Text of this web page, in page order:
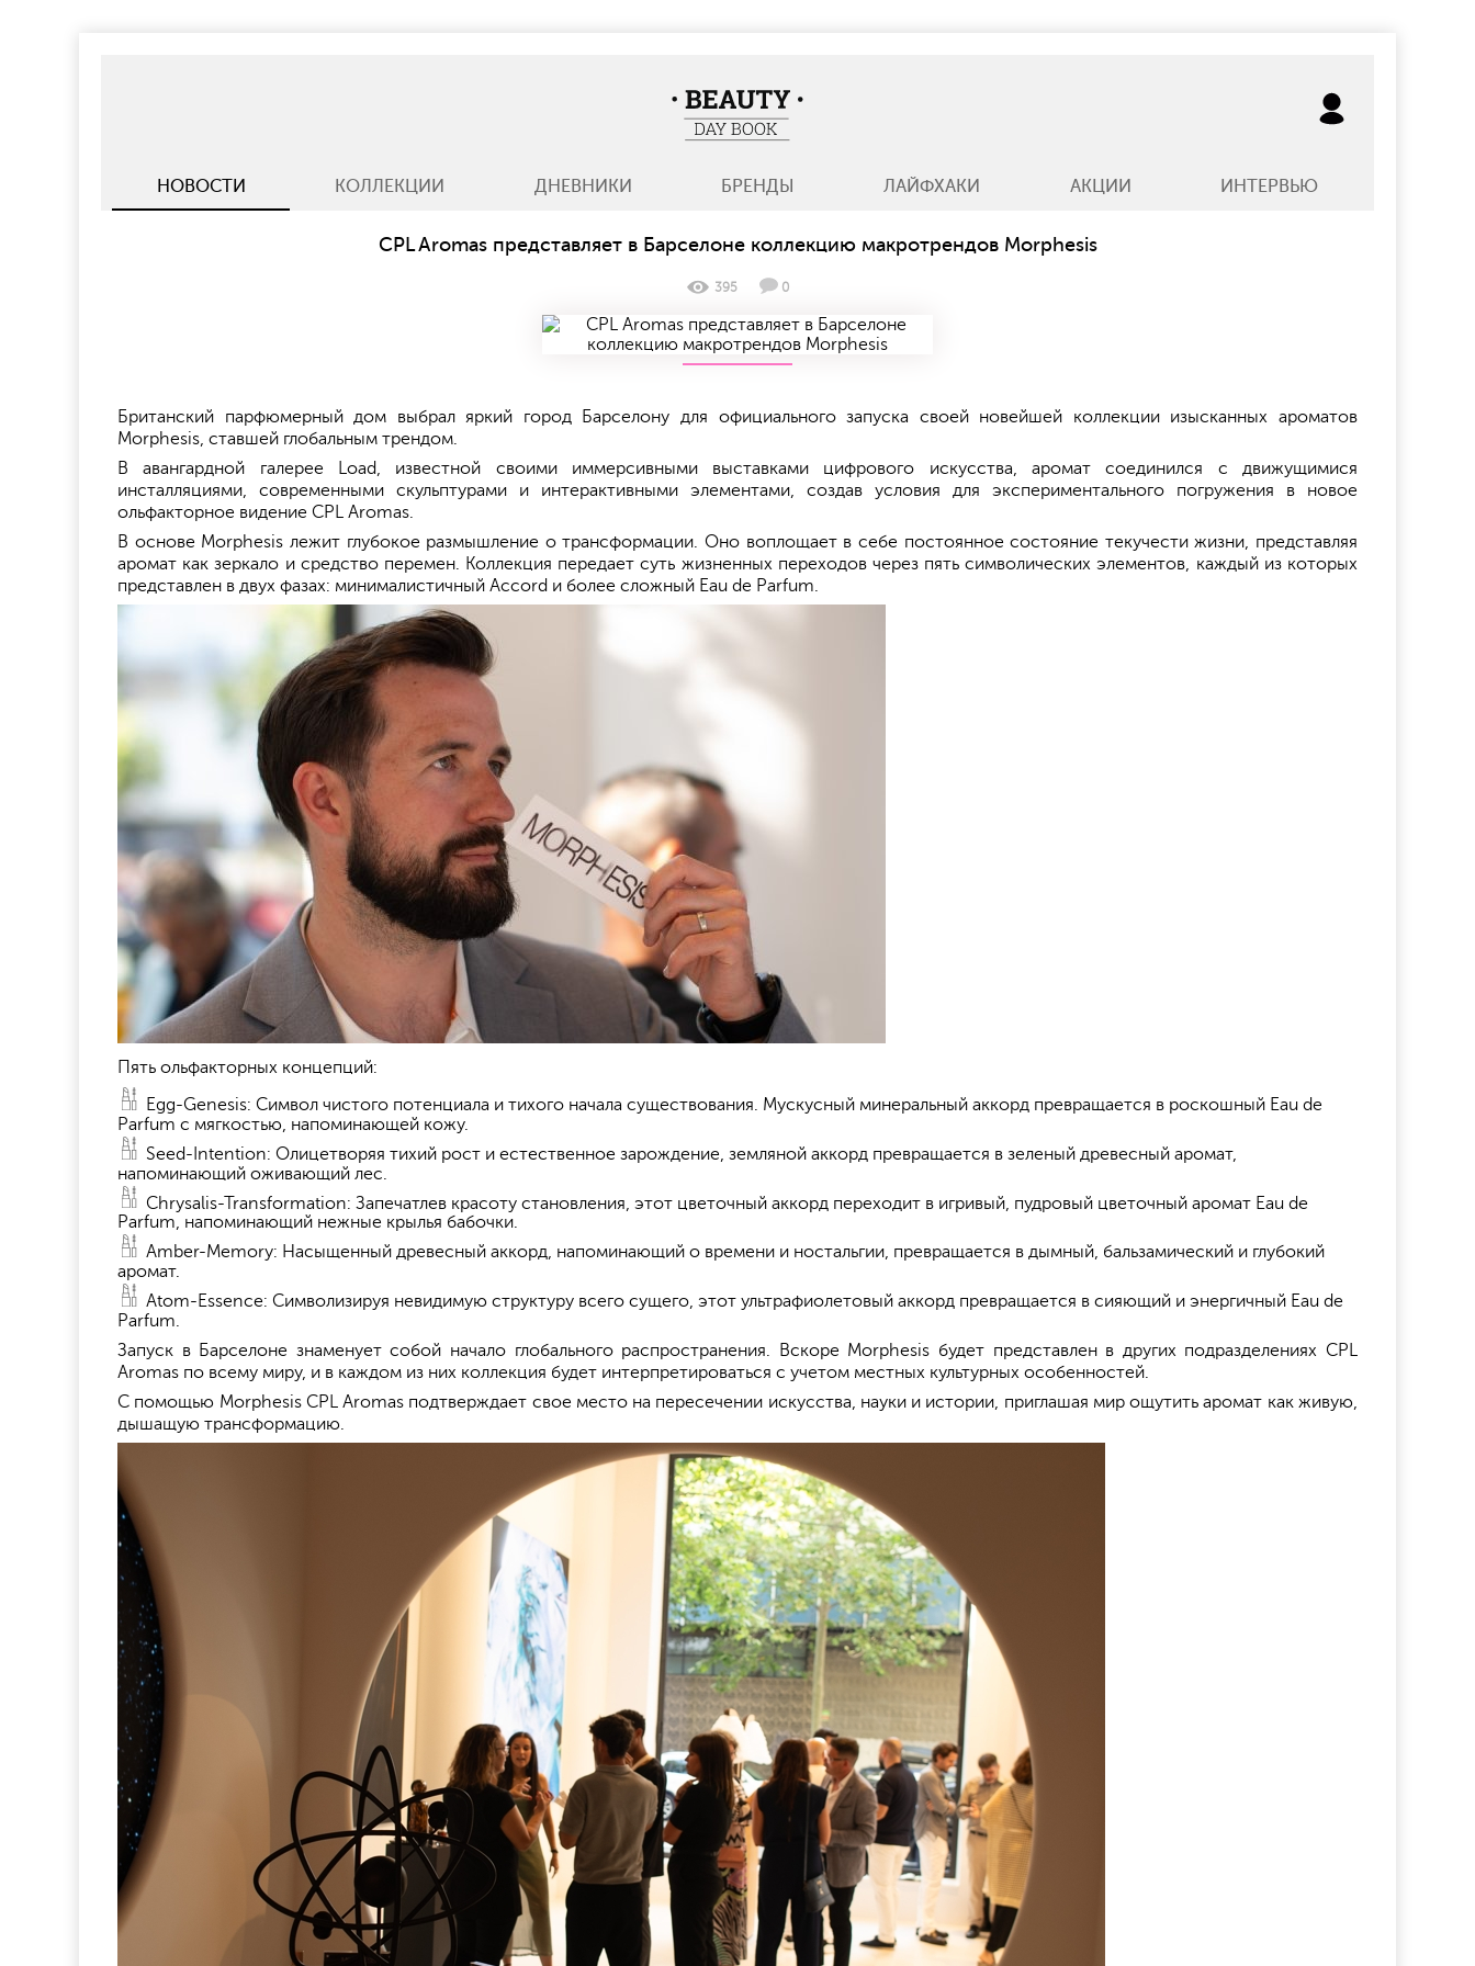
НОВОСТИ КОЛЛЕКЦИИ ДНЕВНИКИ БРЕНДЫ ЛАЙФХАКИ АКЦИИ ИНТЕРВЬЮ
BeautyDayBook
CPL Aromas представляет в Барселоне коллекцию макротрендов Morphesis
395 0
Британский парфюмерный дом выбрал яркий город Барселону для официального запуска своей новейшей коллекции изысканных ароматов
Morphesis, ставшей глобальным трендом.
В авангардной галерее Load, известной своими иммерсивными выставками цифрового искусства, аромат соединился с движущимися
инсталляциями, современными скульптурами и интерактивными элементами, создав условия для экспериментального погружения в новое
ольфакторное видение CPL Aromas.
В основе Morphesis лежит глубокое размышление о трансформации. Оно воплощает в себе постоянное состояние текучести жизни, представляя
аромат как зеркало и средство перемен. Коллекция передает суть жизненных переходов через пять символических элементов, каждый из которых
представлен в двух фазах: минималистичный Accord и более сложный Eau de Parfum.
Пять ольфакторных концепций:
Egg-Genesis: Символ чистого потенциала и тихого начала существования. Мускусный минеральный аккорд превращается в роскошный Eau de
Parfum с мягкостью, напоминающей кожу.
Seed-Intention: Олицетворяя тихий рост и естественное зарождение, земляной аккорд превращается в зеленый древесный аромат,
напоминающий оживающий лес.
Chrysalis-Transformation: Запечатлев красоту становления, этот цветочный аккорд переходит в игривый, пудровый цветочный аромат Eau de
Parfum, напоминающий нежные крылья бабочки.
Amber-Memory: Насыщенный древесный аккорд, напоминающий о времени и ностальгии, превращается в дымный, бальзамический и глубокий
аромат.
Atom-Essence: Символизируя невидимую структуру всего сущего, этот ультрафиолетовый аккорд превращается в сияющий и энергичный Eau de
Parfum.
Запуск в Барселоне знаменует собой начало глобального распространения. Вскоре Morphesis будет представлен в других подразделениях CPL
Aromas по всему миру, и в каждом из них коллекция будет интерпретироваться с учетом местных культурных особенностей.
С помощью Morphesis CPL Aromas подтверждает свое место на пересечении искусства, науки и истории, приглашая мир ощутить аромат как живую,
дышащую трансформацию.